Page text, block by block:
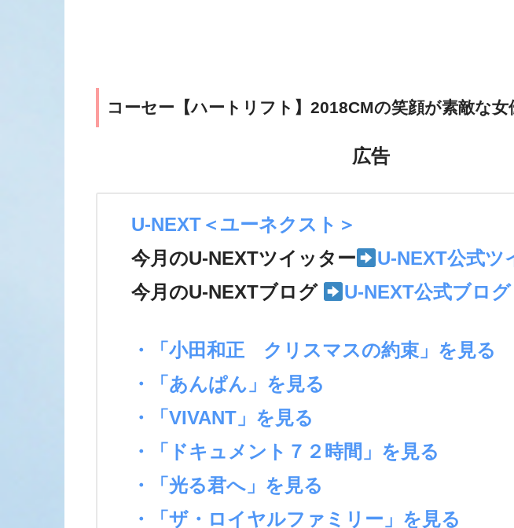
コーセー【ハートリフト】2018CMの笑顔が素敵な女
広告
U-NEXT＜ユーネクスト＞
今月のU-NEXTツイッター
U-NEXT公式ツ
今月のU-NEXTブログ
U-NEXT公式ブログ
・「小田和正 クリスマスの約束」を見る
・「あんぱん」を見る
・「VIVANT」を見る
・「ドキュメント７２時間」を見る
・「光る君へ」を見る
・「ザ・ロイヤルファミリー」を見る